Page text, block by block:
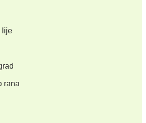
lije
rana